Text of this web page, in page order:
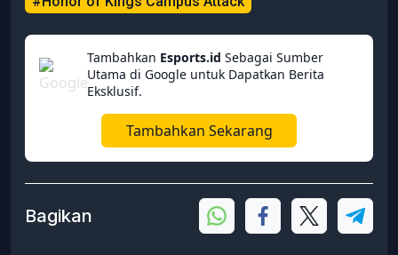
Tambahkan Esports.id Sebagai Sumber
Utama di Google untuk Dapatkan Berita
Eksklusif.
Tambahkan Sekarang
Bagikan